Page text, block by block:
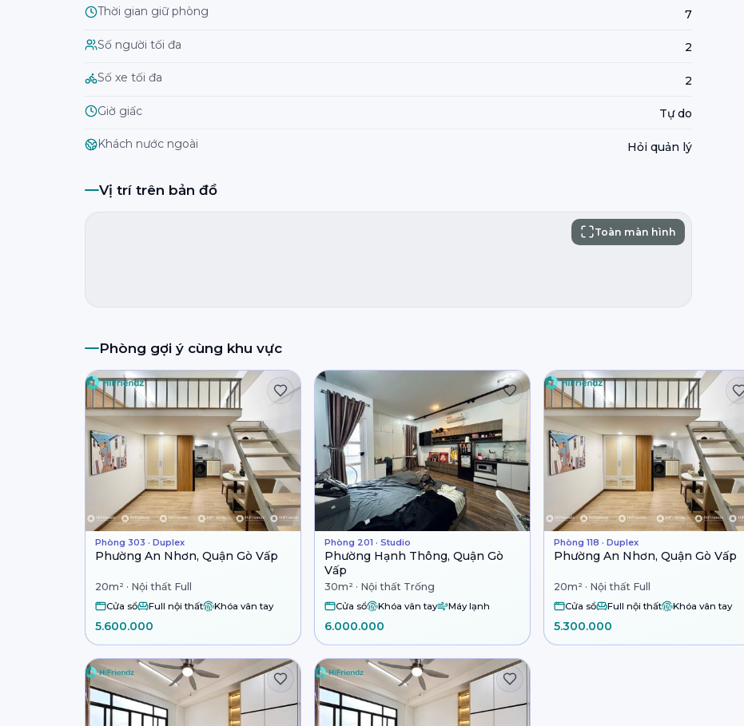
Thời gian giữ phòng 7
Số người tối đa 2
Số xe tối đa 2
Giờ giấc Tự do
Khách nước ngoài Hỏi quản lý
Vị trí trên bản đồ
Toàn màn hình
Phòng gợi ý cùng khu vực
Phòng 303 · Duplex
Phường An Nhơn, Quận Gò Vấp
20m² · Nội thất Full
Cửa sổ Full nội thất Khóa vân tay
5.600.000
Phòng 201 · Studio
Phường Hạnh Thông, Quận Gò
Vấp
30m² · Nội thất Trống
Cửa sổ Khóa vân tay Máy lạnh
6.000.000
Phòng 118 · Duplex
Phường An Nhơn, Quận Gò Vấp
20m² · Nội thất Full
Cửa sổ Full nội thất Khóa vân tay
5.300.000